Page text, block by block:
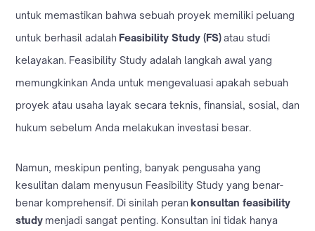
untuk memastikan bahwa sebuah proyek memiliki peluang
untuk berhasil adalah Feasibility Study (FS)atau studi
kelayakan. Feasibility Study adalah langkah awal yang
memungkinkan Anda untuk mengevaluasi apakah sebuah
proyek atau usaha layak secara teknis, finansial, sosial, dan
hukum sebelum Anda melakukan investasi besar.
Namun, meskipun penting, banyak pengusaha yang
kesulitan dalam menyusun Feasibility Study yang benar-
benar komprehensif. Di sinilah peran konsultan feasibility
study menjadi sangat penting. Konsultan ini tidak hanya